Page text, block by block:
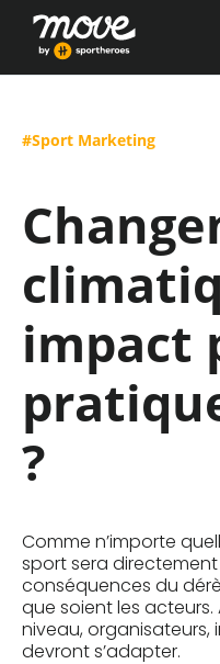
#Sport Marketing
impact
?
Comme n’importe
sport sera
conséquences du
que soient les
niveau, organisateurs,
devront s’adapter.